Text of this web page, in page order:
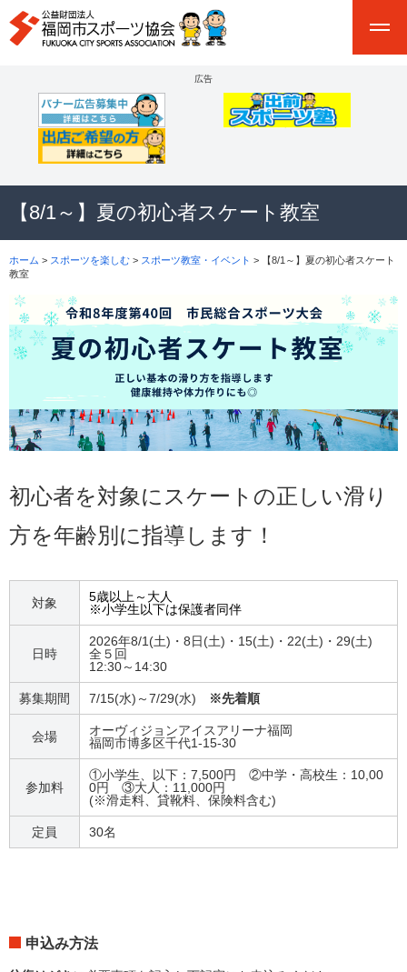
広告
【8/1～】夏の初心者スケート教室
ホーム > スポーツを楽しむ > スポーツ教室・イベント > 【8/1～】夏の初心者スケート
教室
初心者を対象にスケートの正しい滑り
方を年齢別に指導します！
対象
5歳以上～大人
※小学生以下は保護者同伴
日時
2026年8/1(土)・8日(土)・15(土)・22(土)・29(土)
全５回
12:30～14:30
募集期間 7/15(水)～7/29(水) ※先着順
会場
オーヴィジョンアイスアリーナ福岡
福岡市博多区千代1-15-30
参加料
①小学生、以下：7,500円 ②中学・高校生：10,00
0円 ③大人：11,000円
(※滑走料、貸靴料、保険料含む)
定員 30名
申込み方法